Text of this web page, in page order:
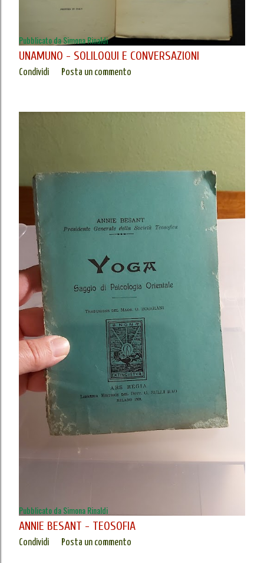
Pubblicato daSimona Rinaldi
UNAMUNO - SOLILOQUI E CONVERSAZIONI
Condividi Posta un commento
Pubblicato daSimona Rinaldi
ANNIE BESANT - TEOSOFIA
Condividi Posta un commento